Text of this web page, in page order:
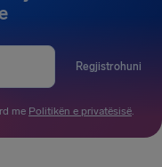
Regjistrohuni
me Politikën e privatësisë.